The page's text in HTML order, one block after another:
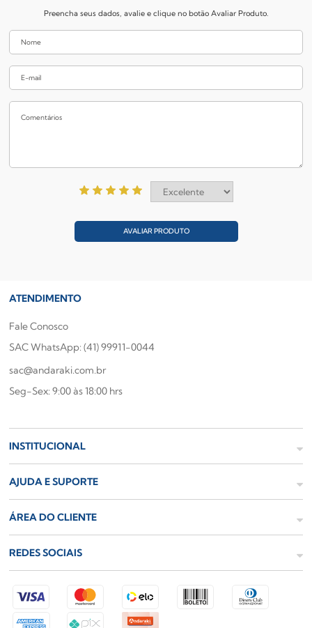
Preencha seus dados, avalie e clique no botão Avaliar Produto.
AVALIAR PRODUTO
ATENDIMENTO
Fale Conosco
SAC WhatsApp: (41) 99911-0044
sac@andaraki.com.br
Seg-Sex: 9:00 às 18:00 hrs
INSTITUCIONAL
AJUDA E SUPORTE
ÁREA DO CLIENTE
REDES SOCIAIS